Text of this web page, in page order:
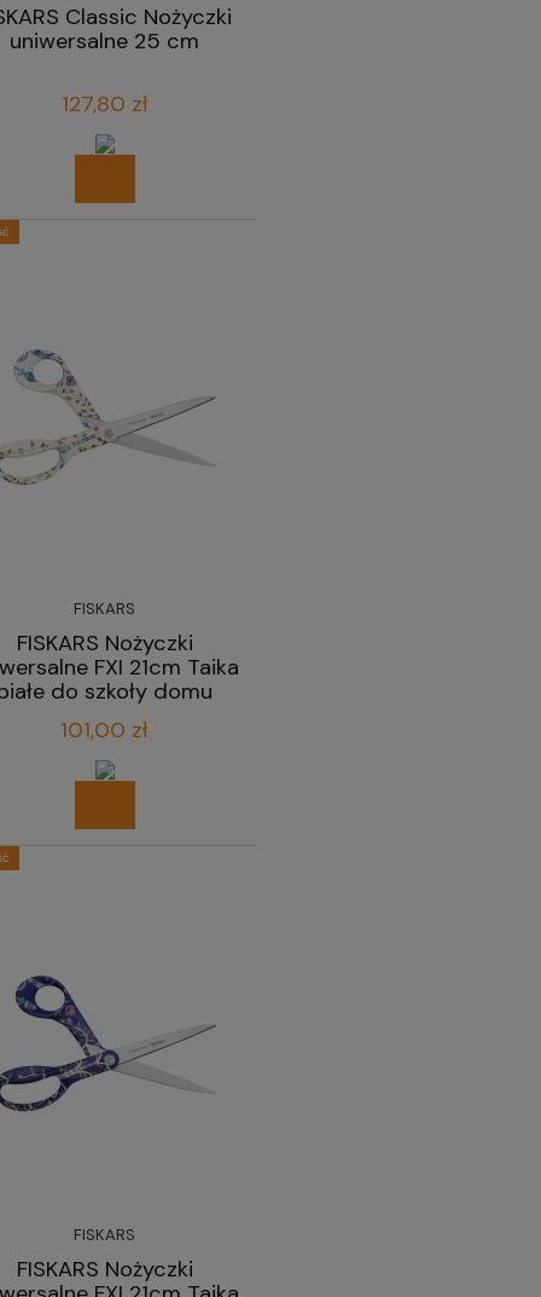
Classic Nożyczki
uniwersalne 25 cm
127,80 zł
FISKARS
FISKARS Nożyczki
FXI 21cm Taika
do szkoły domu
101,00 zł
FISKARS
FISKARS Nożyczki